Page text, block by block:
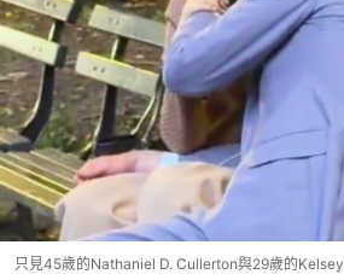
只見45歲的Nathaniel D. Cullerton與29歲的